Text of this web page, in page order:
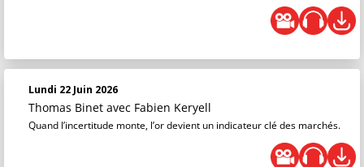
Lundi 22 Juin 2026
Thomas Binet avec Fabien Keryell
Quand l’incertitude monte, l’or devient un indicateur clé des marchés.